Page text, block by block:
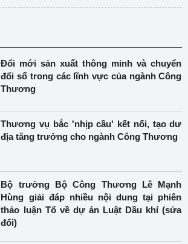
Đổi mới sản xuất thông minh và chuyển
đổi số trong các lĩnh vực của ngành Công
Thương
Thương vụ bắc 'nhịp cầu' kết nối, tạo dư
địa tăng trưởng cho ngành Công Thương
Bộ trưởng Bộ Công Thương Lê Mạnh
Hùng giải đáp nhiều nội dung tại phiên
thảo luận Tổ về dự án Luật Dầu khí (sửa
đổi)